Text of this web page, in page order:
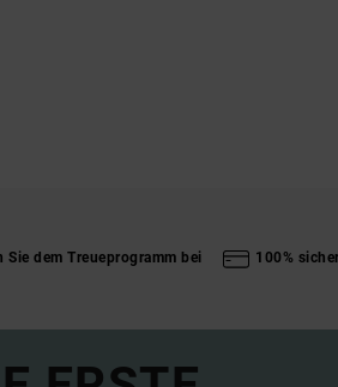
Sie dem Treueprogramm bei 100%